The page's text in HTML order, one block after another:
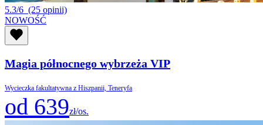
5.3/6 (25 opinii)
NOWOŚĆ
Magia północnego wybrzeża VIP
Wycieczka fakultatywna z Hiszpanii, Teneryfa
od 639zł/os.